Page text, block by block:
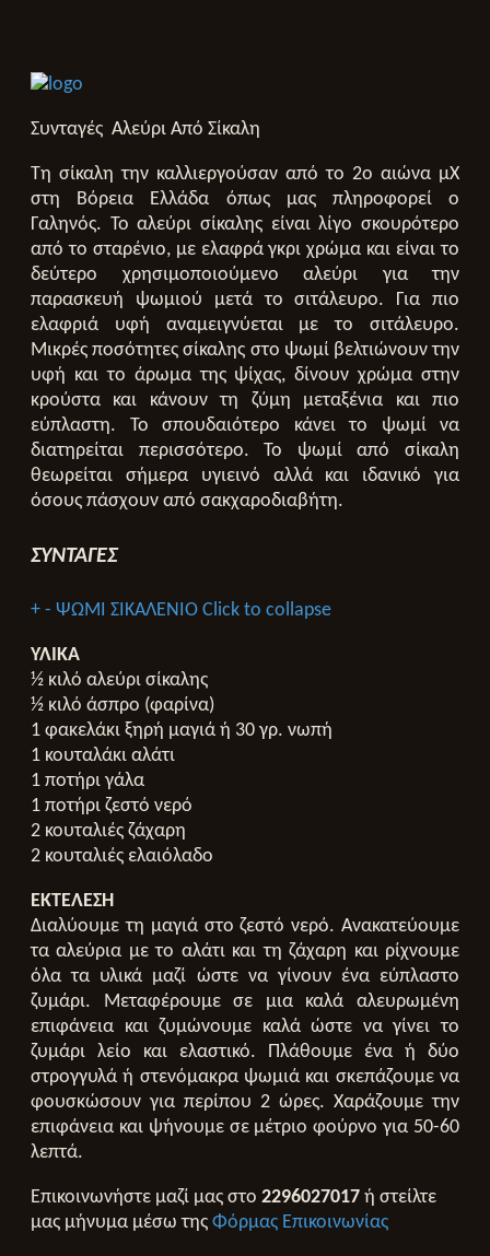
Συνταγές Αλεύρι Από Σίκαλη
Τη σίκαλη την καλλιεργούσαν από το 2ο αιώνα μΧ
στη Βόρεια Ελλάδα όπως μας πληροφορεί ο
Γαληνός. Το αλεύρι σίκαλης είναι λίγο σκουρότερο
από το σταρένιο, με ελαφρά γκρι χρώμα και είναι το
δεύτερο χρησιμοποιούμενο αλεύρι για την
παρασκευή ψωμιού μετά το σιτάλευρο. Για πιο
ελαφριά υφή αναμειγνύεται με το σιτάλευρο.
Μικρές ποσότητες σίκαλης στο ψωμί βελτιώνουν την
υφή και το άρωμα της ψίχας, δίνουν χρώμα στην
κρούστα και κάνουν τη ζύμη μεταξένια και πιο
εύπλαστη. Το σπουδαιότερο κάνει το ψωμί να
διατηρείται περισσότερο. Το ψωμί από σίκαλη
θεωρείται σήμερα υγιεινό αλλά και ιδανικό για
όσους πάσχουν από σακχαροδιαβήτη.
ΣΥΝΤΑΓΕΣ
+ - ΨΩΜΙ ΣΙΚΑΛΕΝΙΟ Click to collapse
ΥΛΙΚΑ
½ κιλό αλεύρι σίκαλης
½ κιλό άσπρο (φαρίνα)
1 φακελάκι ξηρή μαγιά ή 30 γρ. νωπή
1 κουταλάκι αλάτι
1 ποτήρι γάλα
1 ποτήρι ζεστό νερό
2 κουταλιές ζάχαρη
2 κουταλιές ελαιόλαδο
ΕΚΤΕΛΕΣΗ
Διαλύουμε τη μαγιά στο ζεστό νερό. Ανακατεύουμε
τα αλεύρια με το αλάτι και τη ζάχαρη και ρίχνουμε
όλα τα υλικά μαζί ώστε να γίνουν ένα εύπλαστο
ζυμάρι. Μεταφέρουμε σε μια καλά αλευρωμένη
επιφάνεια και ζυμώνουμε καλά ώστε να γίνει το
ζυμάρι λείο και ελαστικό. Πλάθουμε ένα ή δύο
στρογγυλά ή στενόμακρα ψωμιά και σκεπάζουμε να
φουσκώσουν για περίπου 2 ώρες. Χαράζουμε την
επιφάνεια και ψήνουμε σε μέτριο φούρνο για 50-60
λεπτά.
Επικοινωνήστε μαζί μας στο 2296027017 ή στείλτε
μας μήνυμα μέσω της Φόρμας Επικοινωνίας